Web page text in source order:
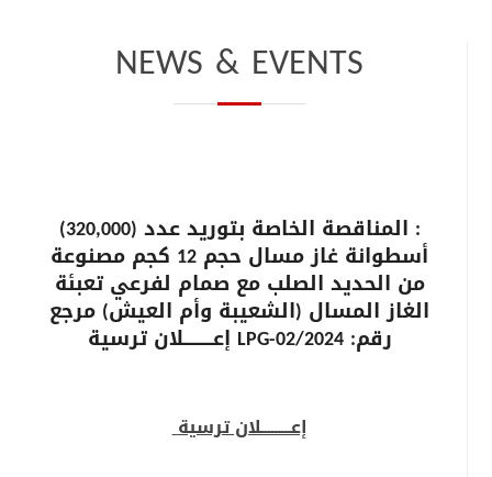
NEWS & EVENTS
: المناقصة الخاصة بتوريد عدد (320,000)
أسطوانة غاز مسال حجم 12 كجم مصنوعة
من الحديد الصلب مع صمام لفرعي تعبئة
الغاز المسال (الشعيبة وأم العيش) مرجع
رقم: LPG-02/2024 إعـــــــــلان ترسية
إعـــــــــلان ترسية